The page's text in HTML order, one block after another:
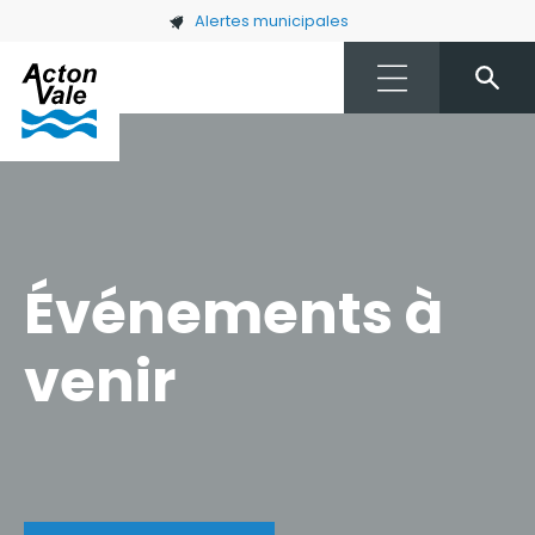
Skip to main content Alertes municipales
Événements à
venir